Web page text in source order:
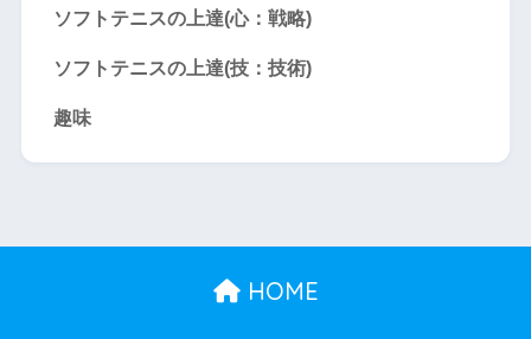
ソフトテニスの上達(心：戦略)
ソフトテニスの上達(技：技術)
趣味
HOME